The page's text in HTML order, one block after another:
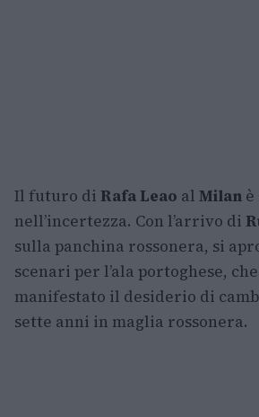
Il futuro di Rafa Leao al Milan
nell’incertezza. Con l’arrivo di
sulla panchina rossonera, si
scenari per l’ala portoghese,
manifestato il desiderio di
sette anni in maglia rossonera.